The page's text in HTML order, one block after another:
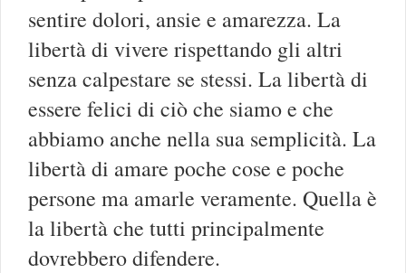
sentire dolori, ansie e amarezza. La
libertà di vivere rispettando gli altri
senza calpestare se stessi. La libertà di
essere felici di ciò che siamo e che
abbiamo anche nella sua semplicità. La
libertà di amare poche cose e poche
persone ma amarle veramente. Quella è
la libertà che tutti principalmente
dovrebbero difendere.